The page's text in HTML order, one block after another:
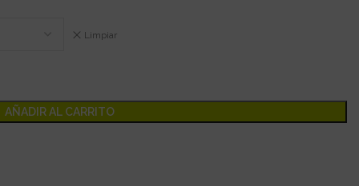
Limpiar
AÑADIR AL CARRITO